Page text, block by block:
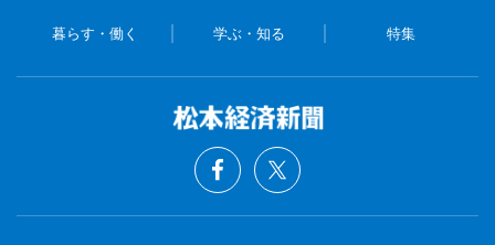
暮らす・働く 学ぶ・知る 特集